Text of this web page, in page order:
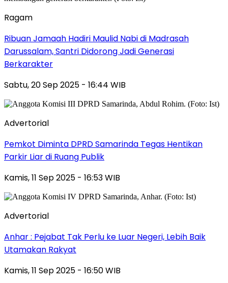
Ragam
Ribuan Jamaah Hadiri Maulid Nabi di Madrasah
Darussalam, Santri Didorong Jadi Generasi
Berkarakter
Sabtu, 20 Sep 2025 - 16:44 WIB
Advertorial
Pemkot Diminta DPRD Samarinda Tegas Hentikan
Parkir Liar di Ruang Publik
Kamis, 11 Sep 2025 - 16:53 WIB
Advertorial
Anhar : Pejabat Tak Perlu ke Luar Negeri, Lebih Baik
Utamakan Rakyat
Kamis, 11 Sep 2025 - 16:50 WIB